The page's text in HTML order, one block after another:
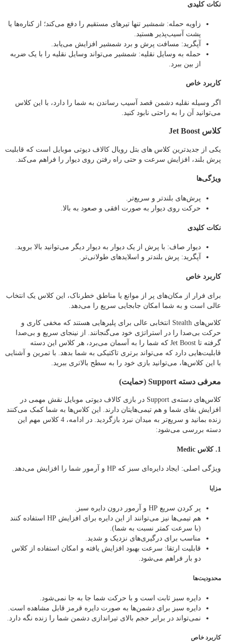
نکات کلیدی
زاویه حمله: شمشیر تنها تیرهای مستقیم را دفع می‌کند؛ از کناره‌ها یا
پشت آسیب‌پذیر هستید.
آپگرید: مسافت پرش و برد شمشیر افزایش می‌یابد.
حمله به وسایل نقلیه: شمشیر می‌تواند وسایل نقلیه را با یک ضربه
از بین ببرد.
کاربرد خاص
اگر وسیله نقلیه دشمن قصد آسیب رساندن به شما را دارد، با این کلاس
می‌توانید آن را به راحتی نابود کنید.
کلاس Jet Boost
یکی از جدیدترین کلاس های بتل رویال کالاف دیوتی موبایل است که قابلیت
پرش بلند، افزایش سرعت و حتی راه رفتن روی دیوار را فراهم می‌کند.
ویژگی‌ها
پرش‌های بلندتر و سریع‌تر.
حرکت روی دیوار به صورت افقی و صعود به بالا.
نکات کلیدی
دیوار صاف: با پرش از یک دیوار به دیوار دیگر می‌توانید بالا بروید.
آپگرید: پرش بلندتر و اسلاید‌های طولانی‌تر.
کاربرد خاص
برای فرار از مکان‌های پر از موانع یا مناطق خطرناک، این کلاس یک انتخاب
عالی است و به شما امکان جابجایی سریع را می‌دهد.
کلاس‌های Stealth انتخابی عالی برای پلیرهایی هستند که مخفی‌ کاری و
حرکت بی‌صدا را در استراتژی خود می‌گنجانند. از نینجای سریع و بی‌صدا
گرفته تا Jet Boost که شما را به آسمان می‌برد، هر کلاس این دسته
قابلیت‌هایی دارد که می‌تواند برتری تاکتیکی به شما بدهد. با تمرین و آشنایی
با این کلاس‌ها، می‌توانید بازی خود را به سطح بالاتری ببرید.
معرفی دسته Support (حمایت)
کلاس‌های دسته‌ی Support در بازی کالاف دیوتی موبایل نقش مهمی در
افزایش بقای شما و هم‌ تیمی‌هایتان دارند. این کلاس‌ها به شما کمک می‌کنند
زنده بمانید و سریع‌تر به میدان نبرد بازگردید. در ادامه، 4 کلاس مهم این
دسته بررسی می‌شود:
1. کلاس Medic
ویژگی اصلی: ایجاد دایره‌ای سبز که HP و آرمور شما را افزایش می‌دهد.
مزایا
پر کردن سریع HP و آرمور درون دایره سبز.
هم‌ تیمی‌ها نیز می‌توانند از این دایره برای افزایش HP استفاده کنند
(با سرعت کمتر نسبت به شما).
مناسب برای درگیری‌های نزدیک و شدید.
قابلیت ارتقا: سرعت بهبود افزایش یافته و امکان استفاده از کلاس
دو بار فراهم می‌شود.
محدودیت‌ها
دایره سبز ثابت است و با حرکت شما جا به‌ جا نمی‌شود.
دایره سبز برای دشمن‌ها به صورت دایره قرمز قابل مشاهده است.
نمی‌تواند در برابر حجم بالای تیراندازی دشمن شما را زنده نگه دارد.
کاربرد خاص